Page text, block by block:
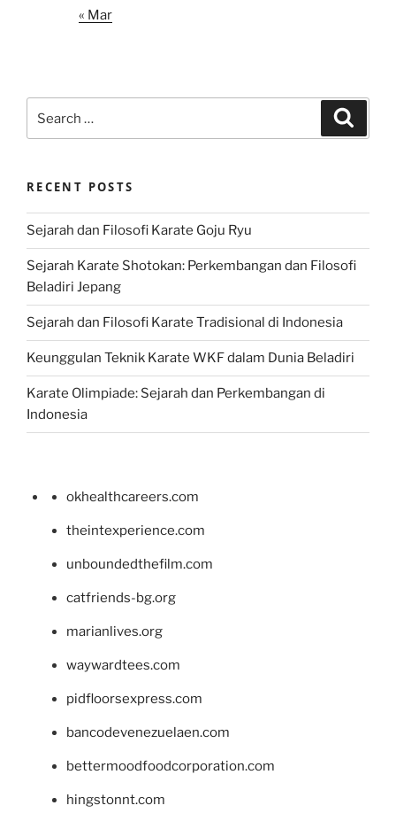
« Mar
for:
RECENT POSTS
Sejarah dan Filosofi Karate Goju Ryu
Sejarah Karate Shotokan: Perkembangan dan Filosofi
Beladiri Jepang
Sejarah dan Filosofi Karate Tradisional di Indonesia
Keunggulan Teknik Karate WKF dalam Dunia Beladiri
Karate Olimpiade: Sejarah dan Perkembangan di
Indonesia
okhealthcareers.com
theintexperience.com
unboundedthefilm.com
catfriends-bg.org
marianlives.org
waywardtees.com
pidfloorsexpress.com
bancodevenezuelaen.com
bettermoodfoodcorporation.com
hingstonnt.com